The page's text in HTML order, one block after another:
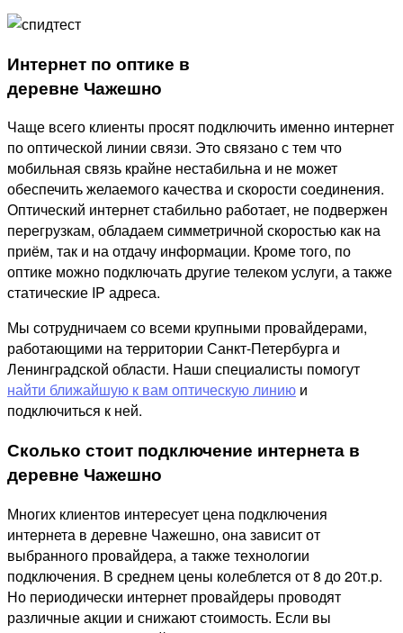
Интернет по оптике в
деревне Чажешно
Чаще всего клиенты просят подключить именно интернет
по оптической линии связи. Это связано с тем что
мобильная связь крайне нестабильна и не может
обеспечить желаемого качества и скорости соединения.
Оптический интернет стабильно работает, не подвержен
перегрузкам, обладаем симметричной скоростью как на
приём, так и на отдачу информации. Кроме того, по
оптике можно подключать другие телеком услуги, а также
статические IP адреса.
Мы сотрудничаем со всеми крупными провайдерами,
работающими на территории Санкт-Петербурга и
Ленинградской области. Наши специалисты помогут
найти ближайшую к вам оптическую линию и
подключиться к ней.
Сколько стоит подключение интернета в
деревне Чажешно
Многих клиентов интересует цена подключения
интернета в деревне Чажешно, она зависит от
выбранного провайдера, а также технологии
подключения. В среднем цены колеблется от 8 до 20т.р.
Но периодически интернет провайдеры проводят
различные акции и снижают стоимость. Если вы